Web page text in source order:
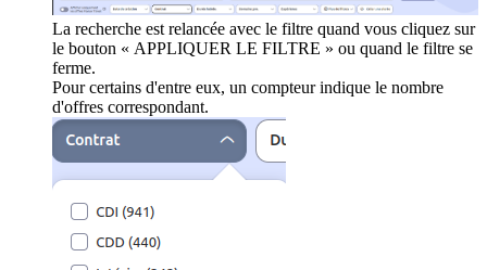
La recherche est relancée avec le filtre quand vous cliquez sur
le bouton « APPLIQUER LE FILTRE » ou quand le filtre se
ferme.
Pour certains d'entre eux, un compteur indique le nombre
d'offres correspondant.